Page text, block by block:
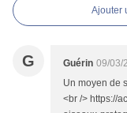
Ajouter
G Guérin 09/03/
Un moyen de
<br /> https://